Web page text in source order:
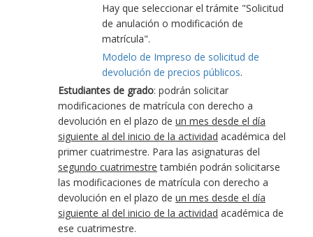
Hay que seleccionar el trámite "Solicitud
de anulación o modificación de
matrícula".
Modelo de Impreso de solicitud de
devolución de precios públicos.
Estudiantes de grado: podrán solicitar
modificaciones de matrícula con derecho a
devolución en el plazo de un mes desde el día
siguiente al del inicio de la actividad académica del
primer cuatrimestre. Para las asignaturas del
segundo cuatrimestre también podrán solicitarse
las modificaciones de matrícula con derecho a
devolución en el plazo de un mes desde el día
siguiente al del inicio de la actividad académica de
ese cuatrimestre.